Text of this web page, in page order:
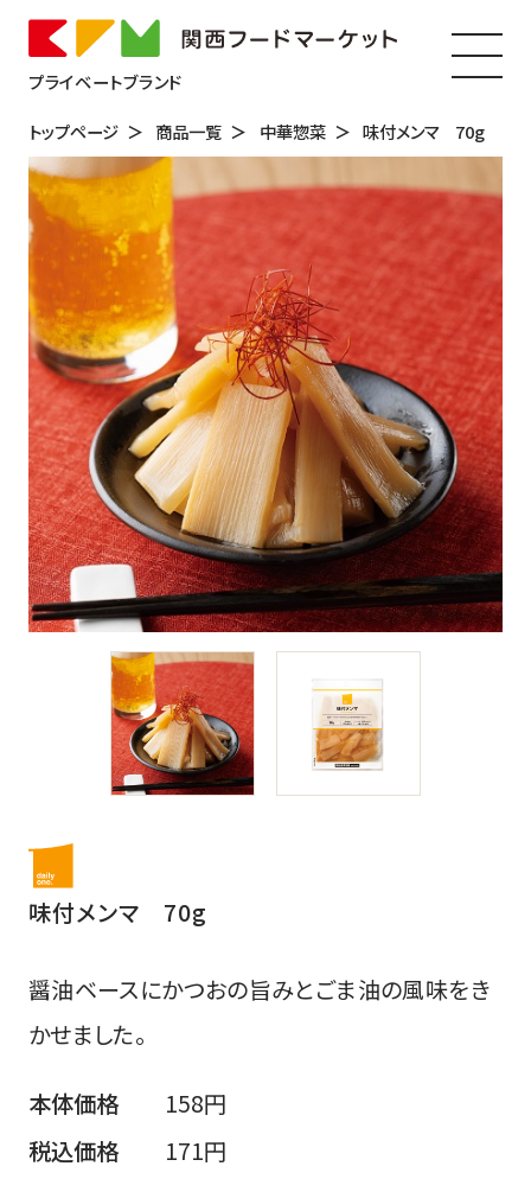
プライベートブランド
トップページ 商品一覧 中華惣菜 味付メンマ 70g
味付メンマ 70g
醤油ベースにかつおの旨みとごま油の風味をき
かせました。
本体価格
158円
税込価格
171円